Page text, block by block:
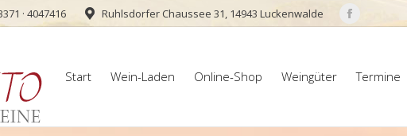
· 4047416 Ruhlsdorfer Chaussee 31, 14943 Luckenwalde
Facebook
window
Start Wein-Laden Online-Shop Weingüter Termine